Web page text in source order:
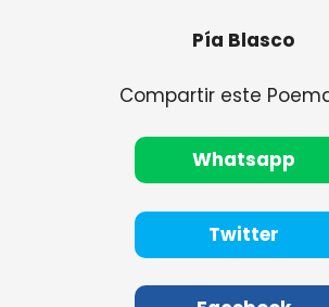
Pía Blasco
Compartir este
Whatsapp
Twitter